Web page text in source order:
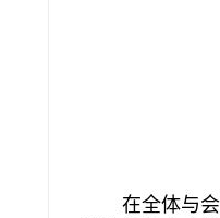
在全体与